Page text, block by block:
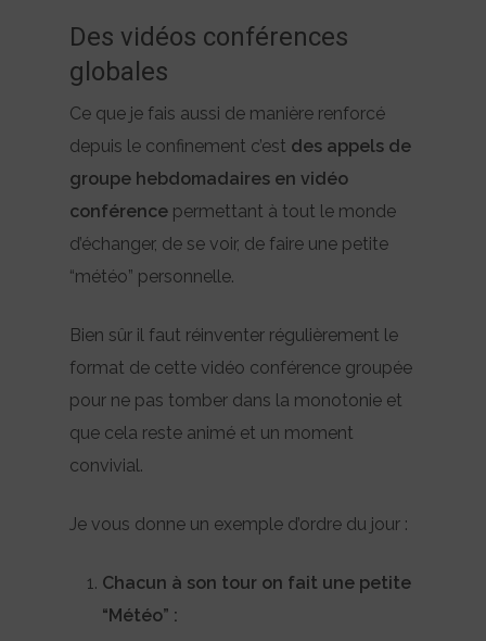
Des vidéos conférences
globales
Ce que je fais aussi de manière renforcé
depuis le confinement c’est des appels de
groupe hebdomadaires en vidéo
conférence permettant à tout le monde
d’échanger, de se voir, de faire une petite
“météo” personnelle.
Bien sûr il faut réinventer régulièrement le
format de cette vidéo conférence groupée
pour ne pas tomber dans la monotonie et
que cela reste animé et un moment
convivial.
Je vous donne un exemple d’ordre du jour :
Chacun à son tour on fait une petite
“Météo” :